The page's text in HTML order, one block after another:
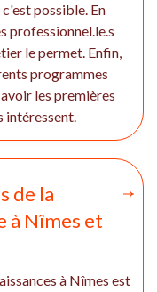
possible. En
professionnel.le.s
le permet. Enfin,
programmes
les premières
intéressent.
de la
à Nîmes et
à Nîmes est